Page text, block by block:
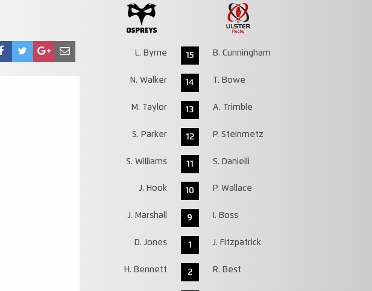
L. Byrne 15 B. Cunningham
N. Walker 14 T. Bowe
M. Taylor 13 A. Trimble
S. Parker 12 P. Steinmetz
S. Williams 11 S. Danielli
J. Hook 10 P. Wallace
J. Marshall 9 I. Boss
D. Jones 1 J. Fitzpatrick
H. Bennett 2 R. Best